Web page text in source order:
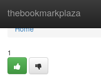
thebookmarkplaza
Home
Home
1